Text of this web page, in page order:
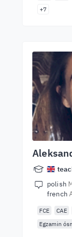
+7
polish
french
FCE CAE
Egzamin